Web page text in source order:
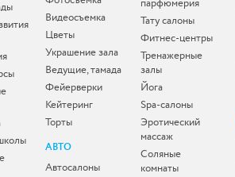
Видеосъемка
Цветы
Украшение зала
Ведущие, тамада
Фейерверки
Кейтеринг
Торты
АВТО
Автосалоны
парфюмерия
Тату салоны
Фитнес-центры
Тренажерные
залы
Йога
Spa-салоны
Эротический
массаж
Соляные
комнаты